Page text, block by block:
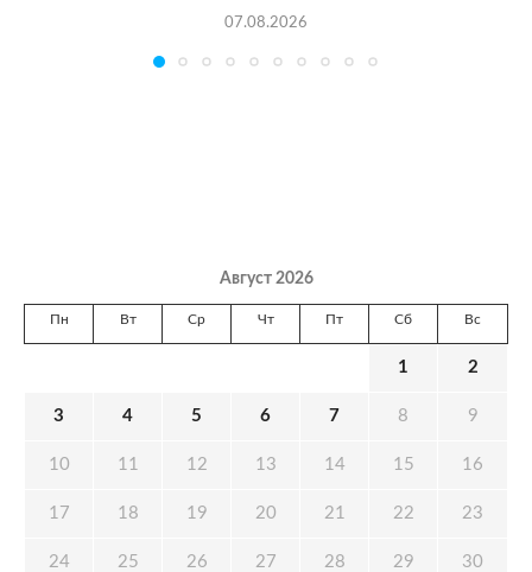
07.08.2026
Август 2026
Пн Вт Ср Чт Пт Сб Вс
1 2
3 4 5 6 7 8 9
10 11 12 13 14 15 16
17 18 19 20 21 22 23
24 25 26 27 28 29 30